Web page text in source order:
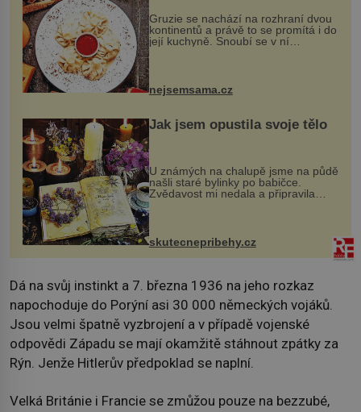
Gruzie se nachází na rozhraní dvou
kontinentů a právě to se promítá i do
její kuchyně. Snoubí se v ní
evropské a asijské chutě a díky tomu
pokrmy, které rozhodně st...
nejsemsama.cz
Jak jsem opustila svoje tělo
U známých na chalupě jsme na půdě
našli staré bylinky po babičce.
Zvědavost mi nedala a připravila
jsem si z nich lektvar… Zimní pobyt
na chalupě se pro mě vlastní vinou
změnil v děsivý zážitek, na kt...
skutecnepribehy.cz
Dá na svůj instinkt a 7. března 1936 na jeho rozkaz
napochoduje do Porýní asi 30 000 německých vojáků.
Jsou velmi špatně vyzbrojení a v případě vojenské
odpovědi Západu se mají okamžitě stáhnout zpátky za
Rýn. Jenže Hitlerův předpoklad se naplní.
Velká Británie i Francie se zmůžou pouze na bezzubé,